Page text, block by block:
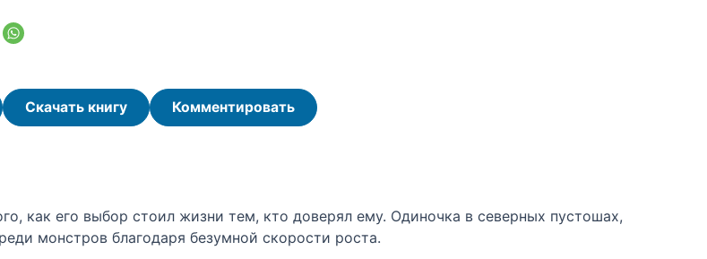
Скачать книгу Комментировать
как его выбор стоил жизни тем, кто доверял ему. Одиночка в северных пустошах,
монстров благодаря безумной скорости роста.